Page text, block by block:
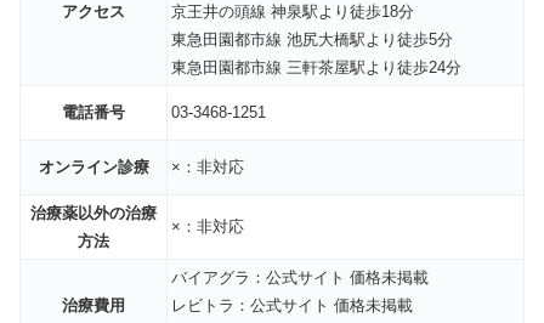
アクセス
京王井の頭線 神泉駅より徒歩18分
東急田園都市線 池尻大橋駅より徒歩5分
東急田園都市線 三軒茶屋駅より徒歩24分
電話番号 03-3468-1251
オンライン診療 ×：非対応
治療薬以外の治療
方法
×：非対応
治療費用
バイアグラ：公式サイト 価格未掲載
レビトラ：公式サイト 価格未掲載